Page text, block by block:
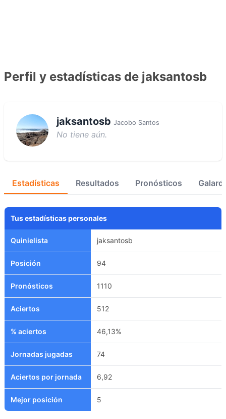
Perfil y estadísticas de jaksantosb
jaksantosb Jacobo Santos
No tiene aún.
Estadísticas Resultados Pronósticos
Tus estadísticas personales
Quinielista jaksantosb
Posición 94
Pronósticos 1110
Aciertos 512
% aciertos 46,13%
Jornadas jugadas 74
Aciertos por jornada 6,92
Mejor posición 5